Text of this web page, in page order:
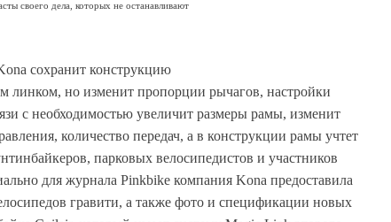
своего дела, которых не останавливают
сохранит конструкцию
линком, но изменит пропорции рычагов, настройки
с необходимостью увеличит размеры рамы, изменит
количество передач, а в конструкции рамы учтет
парковых велосипедистов и участников
для журнала Pinkbike компания Kona предоставила
гравити, а также фото и спецификации новых